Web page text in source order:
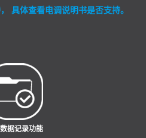
具体查看电调说明书是否支持。
据记录功能